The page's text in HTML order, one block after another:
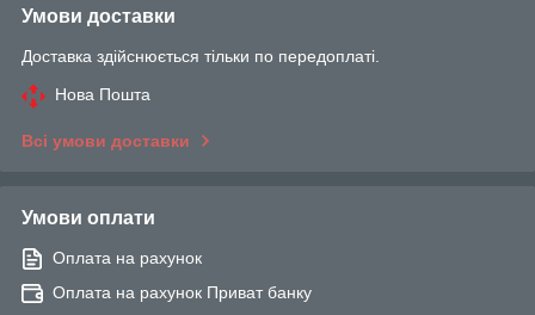
Умови доставки
Доставка здійснюється тільки по передоплаті.
Нова Пошта
Всі умови доставки
Умови оплати
Оплата на рахунок
Оплата на рахунок Приват банку